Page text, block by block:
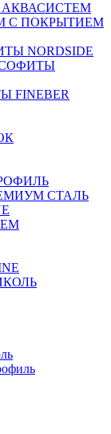
С ПОКРЫТИЕМ
NORDSIDE
FINEBER
СТАЛЬ